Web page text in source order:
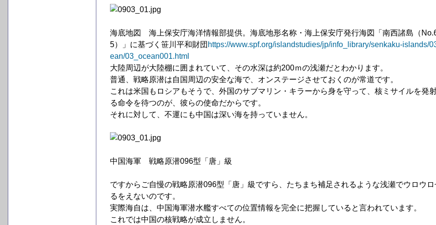
海底地図 海上保安庁海洋情報部提供。海底地形名称・海上保安庁発行海図「南西諸島（
5）」に基づく笹川平和財団 https://www.spf.org/islandstudies/jp/info_library/senkaku-islands/
ean/03_ocean001.html
大陸周辺が大陸棚に囲まれていて、その水深は約200ｍの浅瀬だとわかります。
普通、戦略原潜は自国周辺の安全な海で、オンステージさせておくのが常道です。
これは米国もロシアもそうで、外国のサブマリン・キラーから身を守って、核ミサイルを発
る命令を待つのが、彼らの使命だからです。
それに対して、不運にも中国は深い海を持っていません。
中国海軍 戦略原潜096型「唐」級
ですからご自慢の戦略原潜096型「唐」級ですら、たちまち補足されるような浅瀬でウロウ
るをえないのです。
実際海自は、中国海軍潜水艦すべての位置情報を完全に把握していると言われています。
これでは中国の核戦略が成立しません。